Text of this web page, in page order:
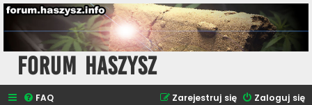
Forum Haszysz
FAQ Zaloguj się
Zarejestruj się